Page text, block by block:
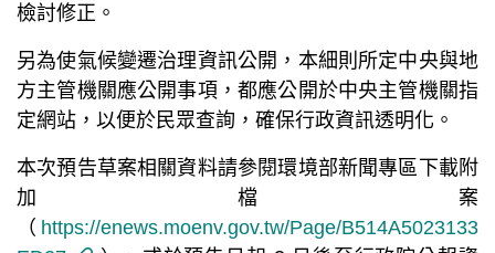
檢討修正。
另為使氣候變遷治理資訊公開，本細則所定中央與地
方主管機關應公開事項，都應公開於中央主管機關指
定網站，以便於民眾查詢，確保行政資訊透明化。
本次預告草案相關資料請參閱環境部新聞專區下載附
加檔案
（ https://enews.moenv.gov.tw/Page/B514A5023133